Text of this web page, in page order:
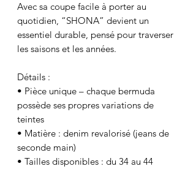
Avec sa coupe facile à porter au
quotidien, “SHONA” devient un
essentiel durable, pensé pour traverser
les saisons et les années.
Détails :
• Pièce unique – chaque bermuda
possède ses propres variations de
teintes
• Matière : denim revalorisé (jeans de
seconde main)
• Tailles disponibles : du 34 au 44